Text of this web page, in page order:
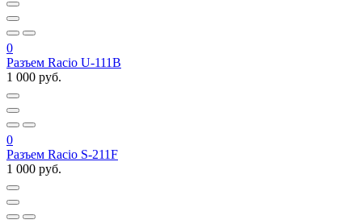
0
Разъем Racio U-111B
1 000 руб.
0
Разъем Racio S-211F
1 000 руб.